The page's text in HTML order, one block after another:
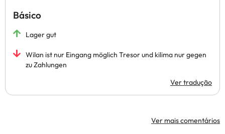
Básico
Lager gut
Wilan ist nur Eingang möglich Tresor und kilima nur gegen
zu Zahlungen
Ver tradução
Ver mais comentários